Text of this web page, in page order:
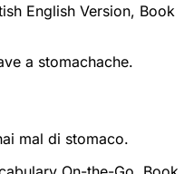
English Version, Book
a stomachache.
mal di stomaco.